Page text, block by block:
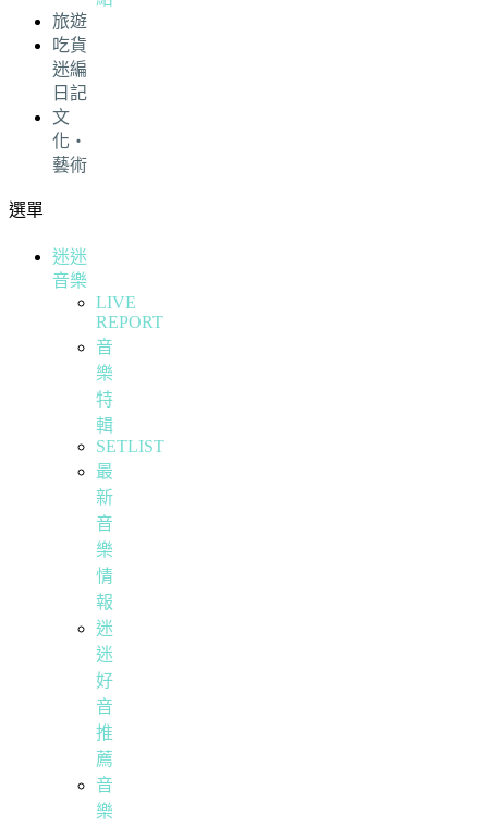
旅遊
吃貨
迷編
日記
文
化・
藝術
選單
迷迷
音樂
LIVE
REPORT
音
樂
特
輯
SETLIST
最
新
音
樂
情
報
迷
迷
好
音
推
薦
音
樂